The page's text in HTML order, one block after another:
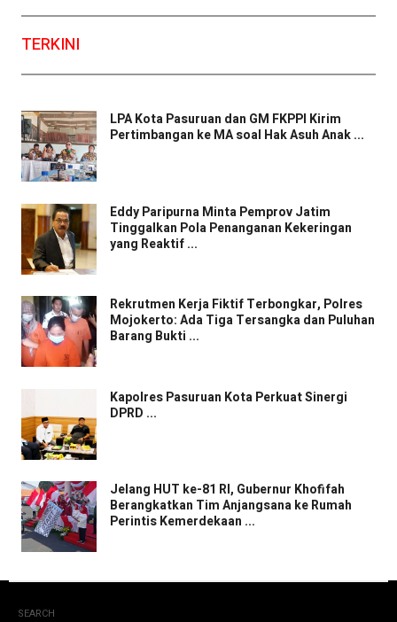
TERKINI
LPA Kota Pasuruan dan GM FKPPI Kirim
Pertimbangan ke MA soal Hak Asuh Anak ...
Eddy Paripurna Minta Pemprov Jatim
Tinggalkan Pola Penanganan Kekeringan
yang Reaktif ...
Rekrutmen Kerja Fiktif Terbongkar, Polres
Mojokerto: Ada Tiga Tersangka dan Puluhan
Barang Bukti ...
Kapolres Pasuruan Kota Perkuat Sinergi
DPRD ...
Jelang HUT ke-81 RI, Gubernur Khofifah
Berangkatkan Tim Anjangsana ke Rumah
Perintis Kemerdekaan ...
SEARCH